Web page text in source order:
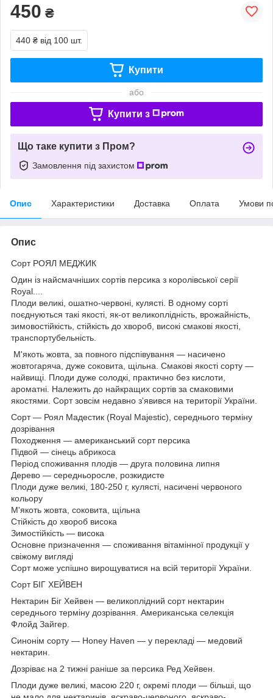
450 ₴
440 ₴ від 100 шт.
Купити
або
Купити з
Що таке купити з Пром?
Замовлення під захистом
Опис Характеристики Доставка Оплата Умови
Опис
Сорт РОЯЛ МЕДЖИК
Один із найсмачніших сортів персика з королівської серії
Royal....
Плоди великі, ошатно-червоні, кулясті. В одному сорті
поєднуються такі якості, як-от великоплідність, врожайність,
зимовостійкість, стійкість до хвороб, високі смакові якості,
транспортубельність.
М'якоть жовта, за повного підспівування — насичено
жовтогаряча, дуже соковита, щільна. Смакові якості сорту —
найвищі. Плоди дуже солодкі, практично без кислоти,
ароматні. Належить до найкращих сортів за смаковими
якостями. Сорт зовсім недавно з'явився на території України.
Сорт — Роял Мадестик (Royal Majestic), середнього терміну
дозрівання
Походження — американський сорт персика
Підвой — сінець абрикоса
Період споживання плодів — друга половина липня
Дерево — середньоросле, розкидисте
Плоди дуже великі, 180-250 г, кулясті, насичені червоного
кольору
М'якоть жовта, соковита, щільна
Стійкість до хвороб висока
Зимостійкість — висока
Основне призначення — споживання вітамінної продукції у
свіжому вигляді
Сорт може успішно вирощуватися на всій території України.
Сорт БІГ ХЕЙВЕН
Нектарин Біг Хейвен — великоплідний сорт нектарин
середнього терміну дозрівання. Американська селекція
Флойд Зайгер.
Синонім сорту — Honey Haven — у перекладі — медовий
нектарин.
Дозріває на 2 тижні раніше за персика Ред Хейвен.
Плоди дуже великі, масою 220 г, окремі плоди — більші, що